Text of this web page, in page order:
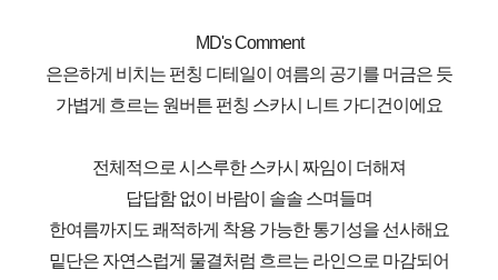
MD's Comment
은은하게 비치는 펀칭 디테일이 여름의 공기를 머금은 듯
가볍게 흐르는 원버튼 펀칭 스카시 니트 가디건이에요
전체적으로 시스루한 스카시 짜임이 더해져
답답함 없이 바람이 솔솔 스며들며
한여름까지도 쾌적하게 착용 가능한 통기성을 선사해요
밑단은 자연스럽게 물결처럼 흐르는 라인으로 마감되어